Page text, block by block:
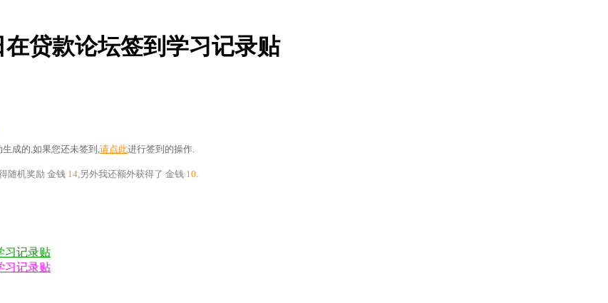
在贷款论坛签到学习记录贴
成的,如果您还未签到, 请点此进行签到的操作.
随机奖励 金钱 14 ,另外我还额外获得了 金钱 10
习记录贴
习记录贴